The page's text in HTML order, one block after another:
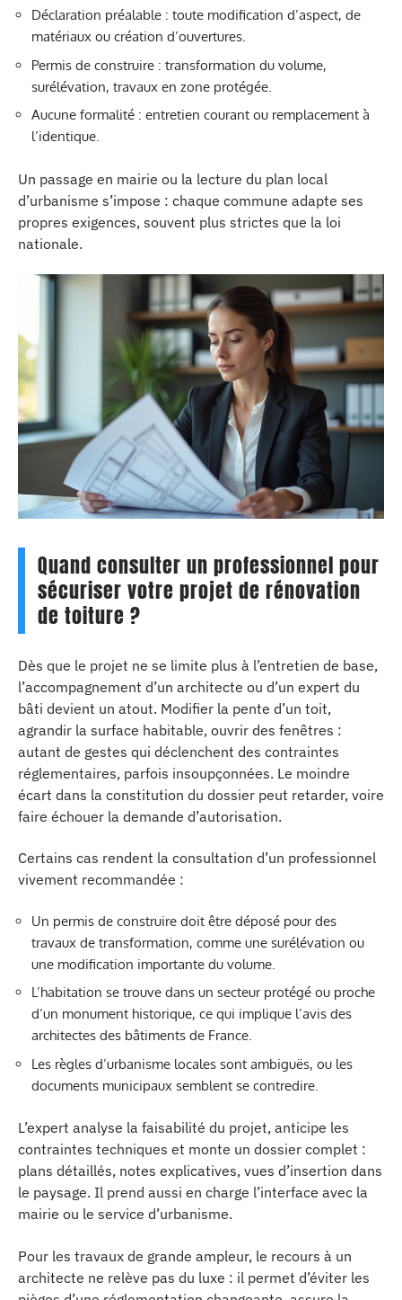
Déclaration préalable : toute modification d’aspect, de
matériaux ou création d’ouvertures.
Permis de construire : transformation du volume,
surélévation, travaux en zone protégée.
Aucune formalité : entretien courant ou remplacement à
l’identique.
Un passage en mairie ou la lecture du plan local
d’urbanisme s’impose : chaque commune adapte ses
propres exigences, souvent plus strictes que la loi
nationale.
Quand consulter un professionnel pour
sécuriser votre projet de rénovation
de toiture ?
Dès que le projet ne se limite plus à l’entretien de base,
l’accompagnement d’un architecte ou d’un expert du
bâti devient un atout. Modifier la pente d’un toit,
agrandir la surface habitable, ouvrir des fenêtres :
autant de gestes qui déclenchent des contraintes
réglementaires, parfois insoupçonnées. Le moindre
écart dans la constitution du dossier peut retarder, voire
faire échouer la demande d’autorisation.
Certains cas rendent la consultation d’un professionnel
vivement recommandée :
Un permis de construire doit être déposé pour des
travaux de transformation, comme une surélévation ou
une modification importante du volume.
L’habitation se trouve dans un secteur protégé ou proche
d’un monument historique, ce qui implique l’avis des
architectes des bâtiments de France.
Les règles d’urbanisme locales sont ambiguës, ou les
documents municipaux semblent se contredire.
L’expert analyse la faisabilité du projet, anticipe les
contraintes techniques et monte un dossier complet :
plans détaillés, notes explicatives, vues d’insertion dans
le paysage. Il prend aussi en charge l’interface avec la
mairie ou le service d’urbanisme.
Pour les travaux de grande ampleur, le recours à un
architecte ne relève pas du luxe : il permet d’éviter les